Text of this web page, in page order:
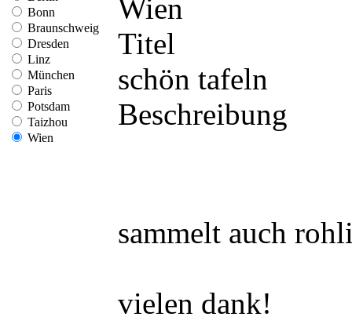
Bonn
Braunschweig
Dresden
Linz
München
Paris
Potsdam
Taizhou
Wien
Wien
Titel
schön tafeln
Beschreibung
sammelt auch
vielen dank!